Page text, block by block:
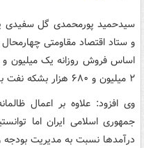
سیدحمید پورمحمدی گل سفیدی
و ستاد اقتصاد مقاومتی
۲ میلیون و ۶۸۰ هزار بشکه نفت بسته شده بود.
وی افزود: علاوه بر اعمال
جمهوری اسلامی ایران اما
درآمدها نسبت به مدیریت بودجه